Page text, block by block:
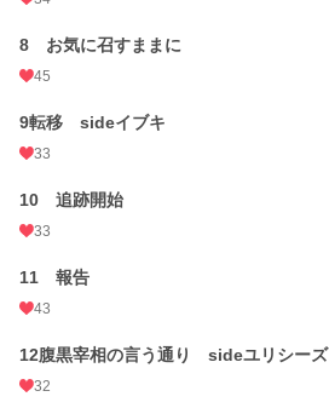
8 お気に召すままに
45
9転移 sideイブキ
33
10 追跡開始
33
11 報告
43
12腹黒宰相の言う通り sideユリシーズ
32